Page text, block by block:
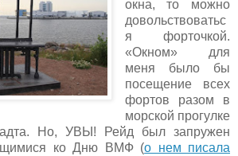
окна, то можно
довольствоватьс
я форточкой.
«Окном» для
меня было бы
посещение всех
фортов разом в
морской прогулке
Но, УВЫ! Рейд был запружен
ко Дню ВМФ (о нем писала